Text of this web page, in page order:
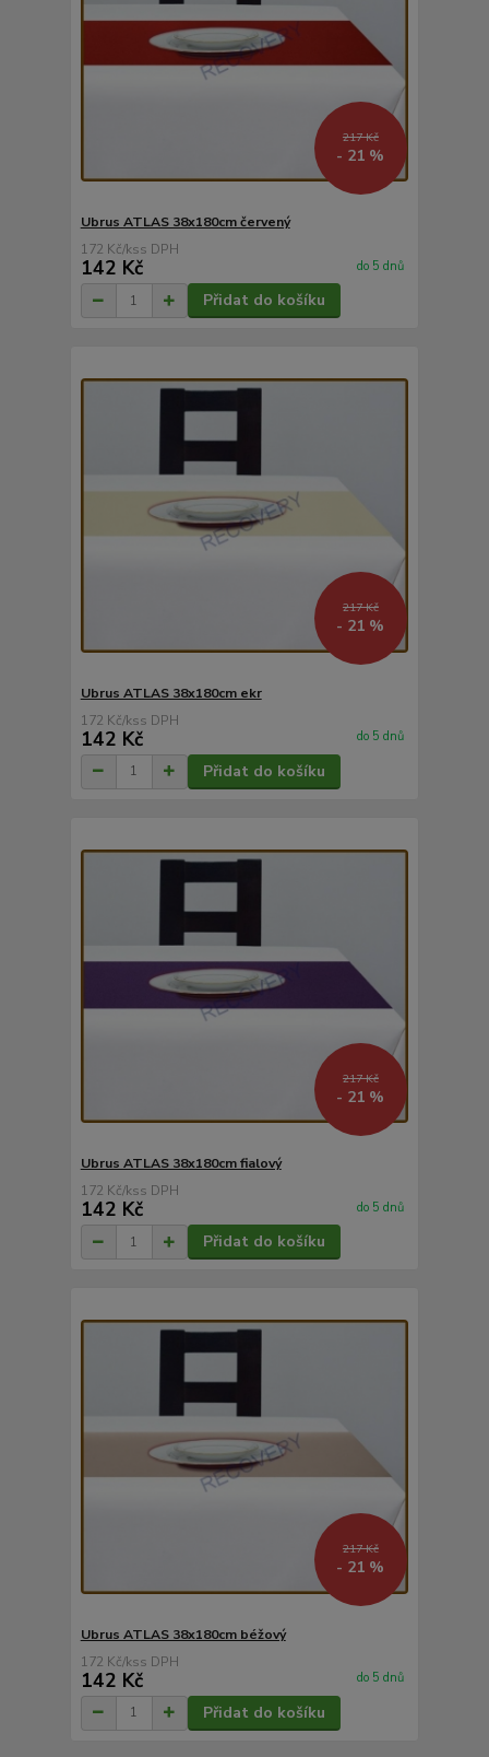
217 Kč
- 21 %
Ubrus ATLAS 38x180cm červený
172 Kč/ks
142 Kč do 5 dnů
Přidat do košíku
217 Kč
- 21 %
Ubrus ATLAS 38x180cm ekr
172 Kč/ks
142 Kč do 5 dnů
Přidat do košíku
217 Kč
- 21 %
Ubrus ATLAS 38x180cm fialový
172 Kč/ks
142 Kč do 5 dnů
Přidat do košíku
217 Kč
- 21 %
Ubrus ATLAS 38x180cm béžový
172 Kč/ks
142 Kč do 5 dnů
Přidat do košíku